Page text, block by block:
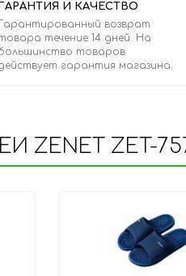
ГАРАНТИЯ И КАЧЕСТВО
Гарантированный возврат
течение 14 дней. На
товаров
гарантия магазина.
ZET-